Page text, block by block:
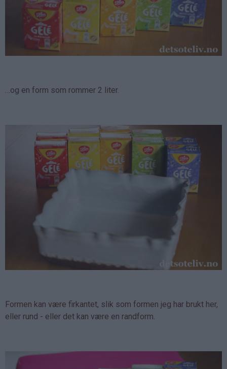
…og en form som rommer 2 liter.
Formen kan være firkantet, slik som formen jeg har brukt her,
eller rund - eller det kan være en randform.